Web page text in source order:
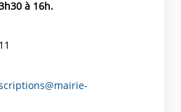
à 16h.